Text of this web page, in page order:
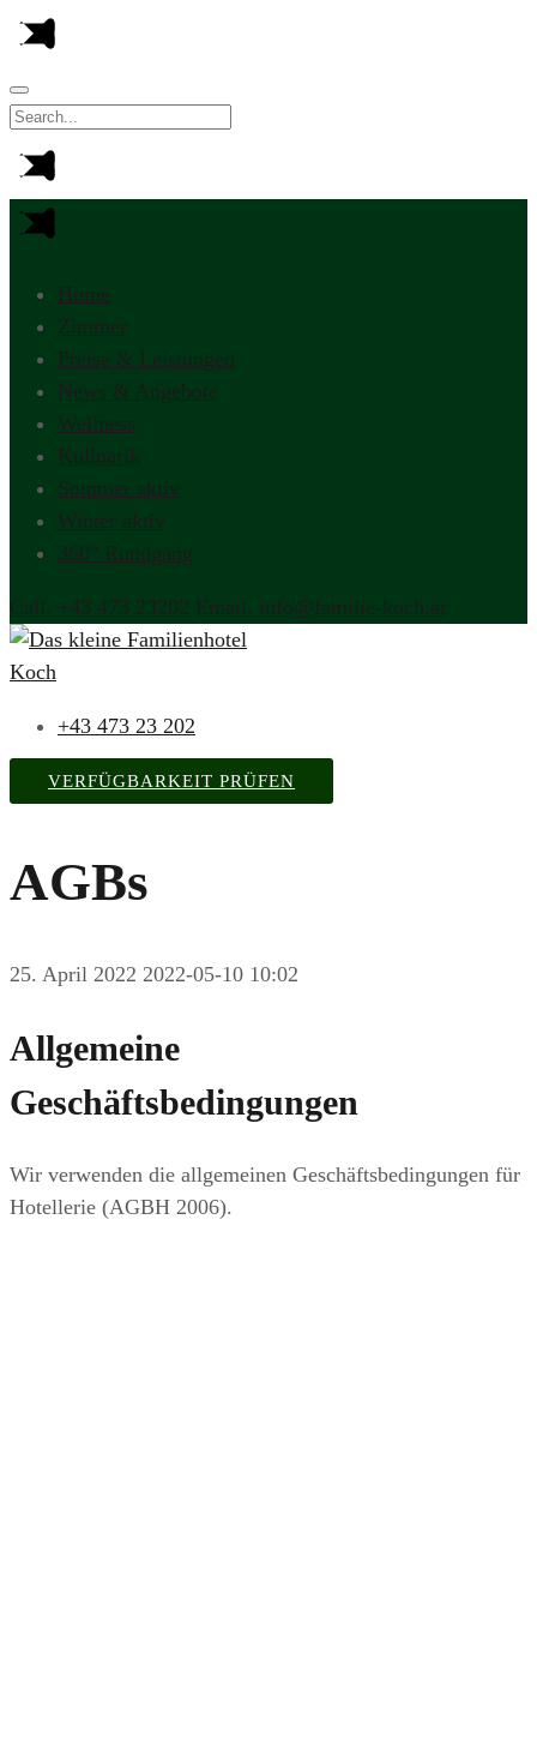
Home
Zimmer
Preise & Leistungen
News & Angebote
Wellness
Kulinarik
Sommer aktiv
Winter aktiv
360° Rundgang
Call. +43 473 23202 Email. info@familie-koch.at
+43 473 23 202
VERFÜGBARKEIT PRÜFEN
AGBs
25. April 2022 2022-05-10 10:02
Allgemeine
Geschäftsbedingungen
Wir verwenden die allgemeinen Geschäftsbedingungen für
Hotellerie (AGBH 2006).